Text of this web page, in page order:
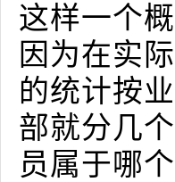
这样一个
因为在实
的统计按
部就分几
员属于哪